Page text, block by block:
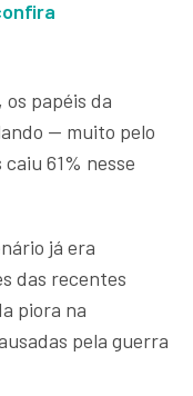
os papéis da
— muito pelo
61% nesse
já era
das recentes
piora na
pela guerra